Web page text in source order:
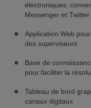
électroniques,
Messenger et Twitter
Application Web
des superviseurs
Base de
pour faciliter la
Tableau de bord
canaux digitaux